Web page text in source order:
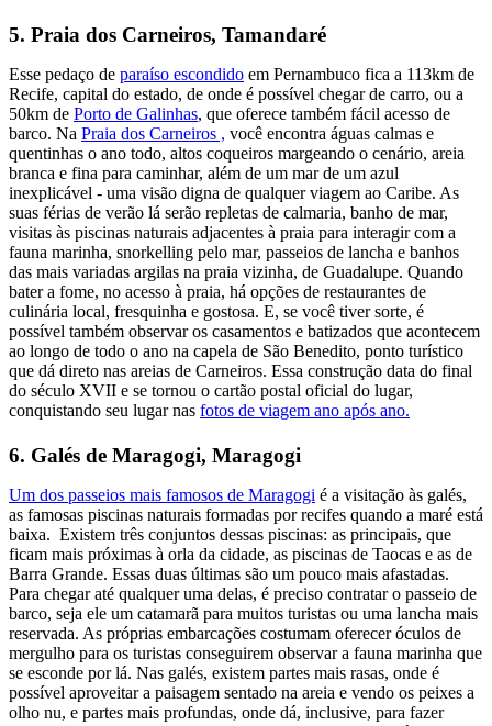
5. Praia dos Carneiros, Tamandaré
Esse pedaço de paraíso escondido em Pernambuco fica a 113km de
Recife, capital do estado, de onde é possível chegar de carro, ou a
50km de Porto de Galinhas, que oferece também fácil acesso de
barco. Na Praia dos Carneiros , você encontra águas calmas e
quentinhas o ano todo, altos coqueiros margeando o cenário, areia
branca e fina para caminhar, além de um mar de um azul
inexplicável - uma visão digna de qualquer viagem ao Caribe. As
suas férias de verão lá serão repletas de calmaria, banho de mar,
visitas às piscinas naturais adjacentes à praia para interagir com a
fauna marinha, snorkelling pelo mar, passeios de lancha e banhos
das mais variadas argilas na praia vizinha, de Guadalupe. Quando
bater a fome, no acesso à praia, há opções de restaurantes de
culinária local, fresquinha e gostosa. E, se você tiver sorte, é
possível também observar os casamentos e batizados que acontecem
ao longo de todo o ano na capela de São Benedito, ponto turístico
que dá direto nas areias de Carneiros. Essa construção data do final
do século XVII e se tornou o cartão postal oficial do lugar,
conquistando seu lugar nas fotos de viagem ano após ano.
6. Galés de Maragogi, Maragogi
Um dos passeios mais famosos de Maragogi é a visitação às galés,
as famosas piscinas naturais formadas por recifes quando a maré está
baixa. Existem três conjuntos dessas piscinas: as principais, que
ficam mais próximas à orla da cidade, as piscinas de Taocas e as de
Barra Grande. Essas duas últimas são um pouco mais afastadas.
Para chegar até qualquer uma delas, é preciso contratar o passeio de
barco, seja ele um catamarã para muitos turistas ou uma lancha mais
reservada. As próprias embarcações costumam oferecer óculos de
mergulho para os turistas conseguirem observar a fauna marinha que
se esconde por lá. Nas galés, existem partes mais rasas, onde é
possível aproveitar a paisagem sentado na areia e vendo os peixes a
olho nu, e partes mais profundas, onde dá, inclusive, para fazer